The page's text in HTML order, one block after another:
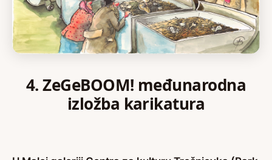
4. ZeGeBOOM! međunarodna
izložba karikatura